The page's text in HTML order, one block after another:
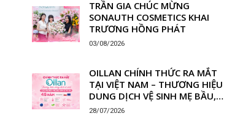
TRẦN GIA CHÚC MỪNG
SONAUTH COSMETICS KHAI
TRƯƠNG HỒNG PHÁT
03/08/2026
OILLAN CHÍNH THỨC RA MẮT
TẠI VIỆT NAM – THƯƠNG HIỆU
DUNG DỊCH VỆ SINH MẸ BẦU,
MẸ SAU SINH & TRẺ EM UY TÍN
28/07/2026